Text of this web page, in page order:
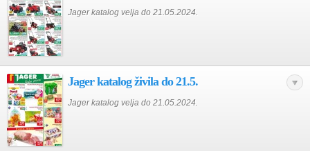
Jager katalog velja do 21.05.2024.
Jager katalog živila do 21.5.
Jager katalog velja do 21.05.2024.